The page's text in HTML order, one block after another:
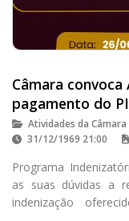
Câmara
pagamento do
Atividades da Câmara
31/12/1969 21:00
Programa
as suas dúvidas a
indenização